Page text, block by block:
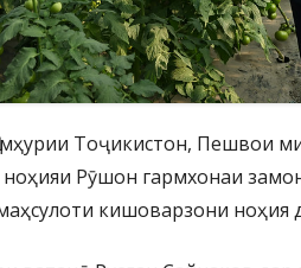
Тоҷикистон, Пешвои
Рӯшон гармхонаи
кишоварзони ноҳия